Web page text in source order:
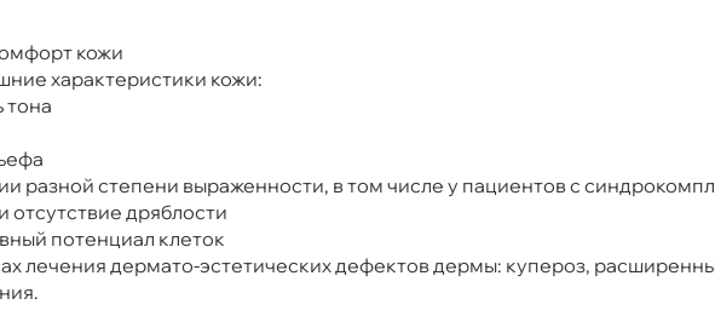
кожи
характеристики кожи:
тона
разной степени выраженности, в том числе у пациентов с
отсутствие дряблости
потенциал клеток
лечения дермато-эстетических дефектов дермы: купероз,